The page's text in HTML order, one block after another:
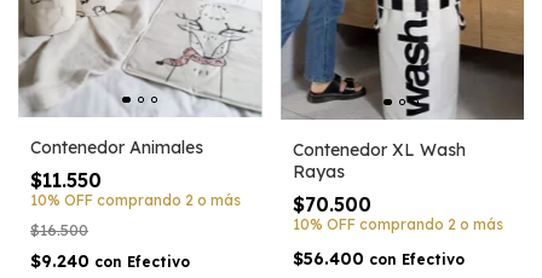
Contenedor Animales
$11.550
10% OFF comprando 2 o más
$16.500
$9.240 con Efectivo
Contenedor XL Wash
Rayas
$70.500
10% OFF comprando 2 o más
$56.400 con Efectivo